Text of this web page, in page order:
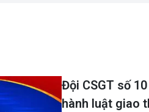
Đội CSGT số
hành luật giao